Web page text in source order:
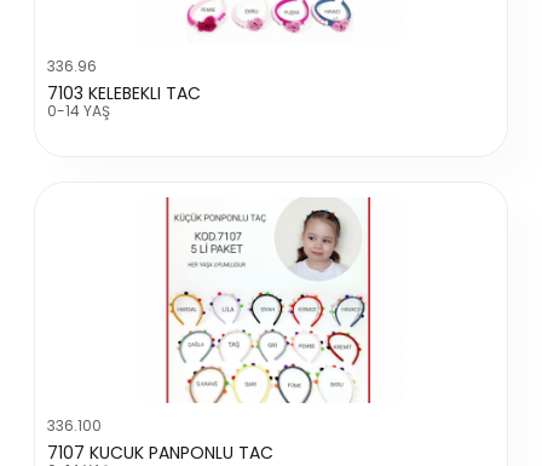
336.96
7103 KELEBEKLI TAC
0-14 YAŞ
336.100
7107 KUCUK PANPONLU TAC